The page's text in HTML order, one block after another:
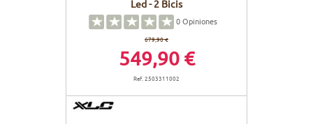
Led - 2 Bicis
0Opiniones
679,90 €
549,90 €
Ref. 2503311002